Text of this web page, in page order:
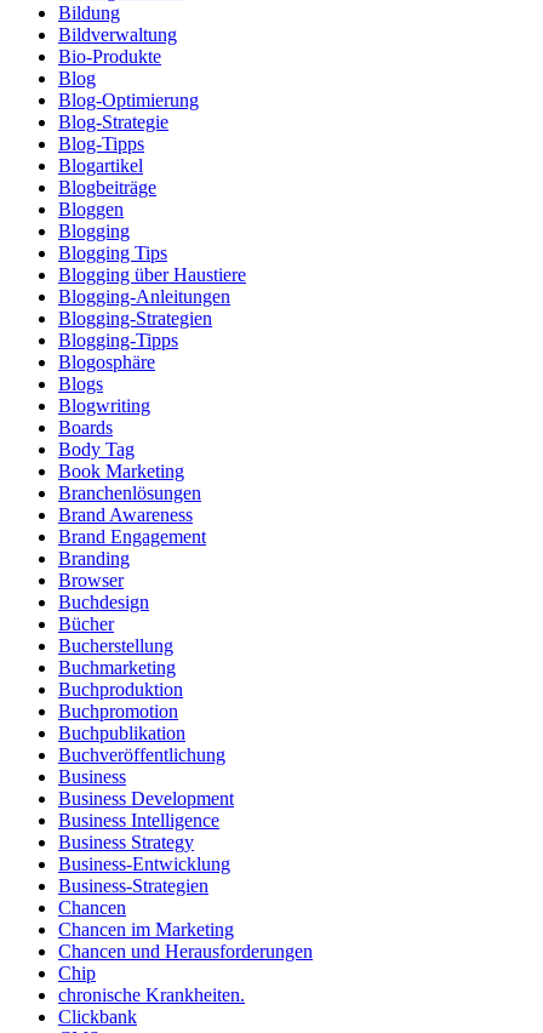
Bildung
Bildverwaltung
Bio-Produkte
Blog
Blog-Optimierung
Blog-Strategie
Blog-Tipps
Blogartikel
Blogbeiträge
Bloggen
Blogging
Blogging Tips
Blogging über Haustiere
Blogging-Anleitungen
Blogging-Strategien
Blogging-Tipps
Blogosphäre
Blogs
Blogwriting
Boards
Body Tag
Book Marketing
Branchenlösungen
Brand Awareness
Brand Engagement
Branding
Browser
Buchdesign
Bücher
Bucherstellung
Buchmarketing
Buchproduktion
Buchpromotion
Buchpublikation
Buchveröffentlichung
Business
Business Development
Business Intelligence
Business Strategy
Business-Entwicklung
Business-Strategien
Chancen
Chancen im Marketing
Chancen und Herausforderungen
Chip
chronische Krankheiten.
Clickbank